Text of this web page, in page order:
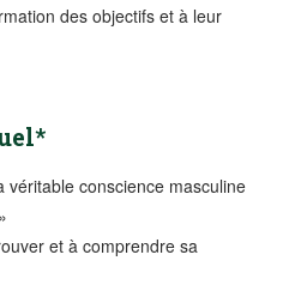
des objectifs et à leur
véritable conscience masculine
et à comprendre sa